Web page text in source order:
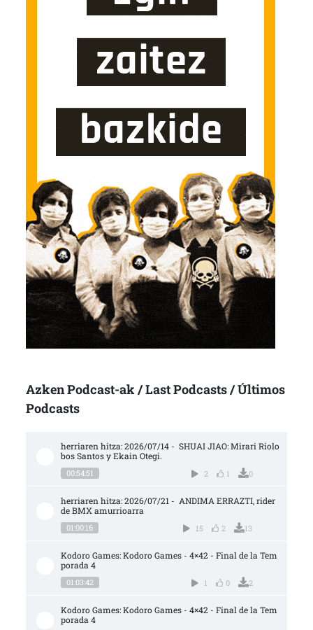
Azken Podcast-ak / Last Podcasts / Últimos
Podcasts
herriaren hitza: 2026/07/14 -  SHUAI JIAO: Mirari Riolo
bos Santos y Ekain Otegi.
00:54:51 2 1 0
herriaren hitza: 2026/07/21 -  ANDIMA ERRAZTI, rider
de BMX amurrioarra
01:00:16 15 2 13
Kodoro Games: Kodoro Games - 4×42 - Final de la Tem
porada 4
01:03:42 1 0 2
Kodoro Games: Kodoro Games - 4×42 - Final de la Tem
porada 4